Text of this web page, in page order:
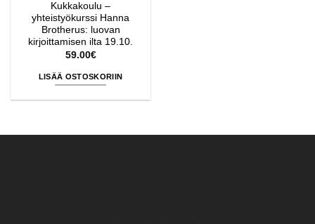
Kukkakoulu –
yhteistyökurssi Hanna
Brotherus: luovan
kirjoittamisen ilta 19.10.
59.00€
LISÄÄ OSTOSKORIIN